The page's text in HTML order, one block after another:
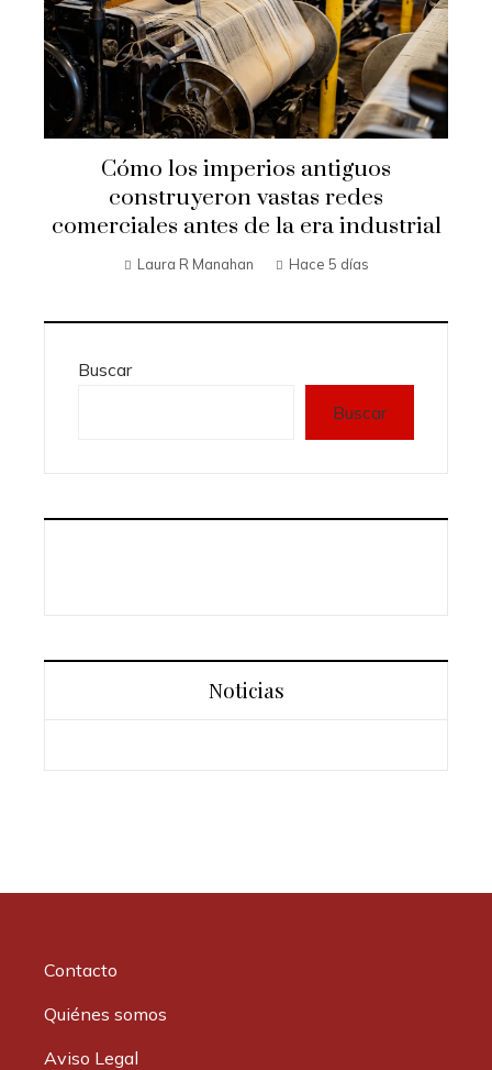
Cómo los imperios antiguos
construyeron vastas redes
comerciales antes de la era industrial
Laura R Manahan Hace 5 días
Buscar
Buscar
Noticias
Contacto
Quiénes somos
Aviso Legal